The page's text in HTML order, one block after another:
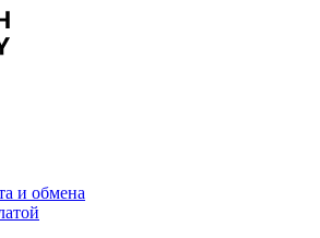
и обмена